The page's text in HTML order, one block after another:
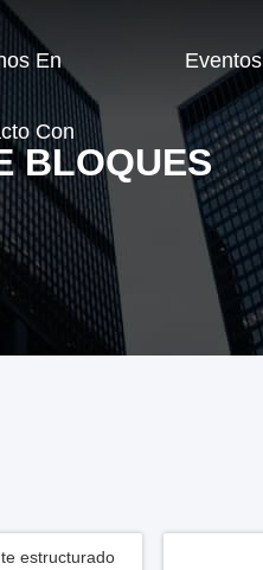
En
Con
Eventos
BLOQUES
estructurado